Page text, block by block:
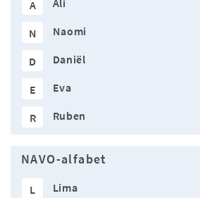
A Ali
N Naomi
D Daniël
E Eva
R Ruben
NAVO-alfabet
L Lima